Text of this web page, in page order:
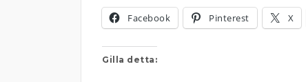
Facebook Pinterest X
Gilla detta: